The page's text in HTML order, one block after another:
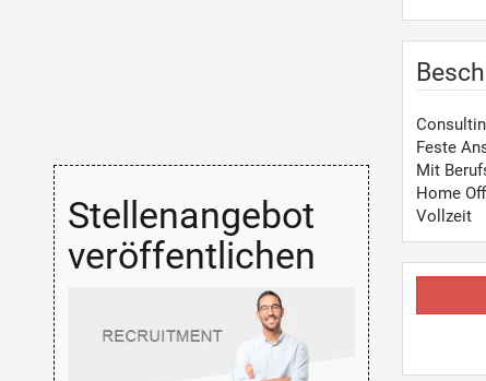
Feste
Mit
Home
Vollzeit
Stellenangebot
veröffentlichen